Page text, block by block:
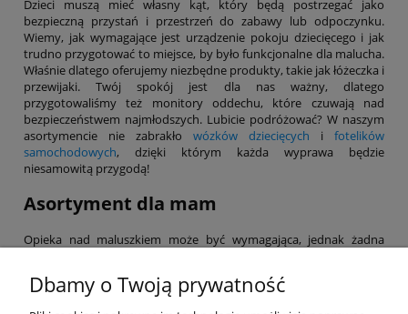
Dzieci muszą mieć własny kąt, który będą postrzegać jako
bezpieczną przystań i przestrzeń do zabawy lub odpoczynku.
Wiemy, jak wymagające jest urządzenie pokoju dziecięcego i jak
trudno przygotować to miejsce, by było funkcjonalne dla malucha.
Właśnie dlatego oferujemy niezbędne produkty, takie jak łóżeczka i
przewijaki. Twój spokój jest dla nas ważny, dlatego
przygotowaliśmy też monitory oddechu, które czuwają nad
bezpieczeństwem najmłodszych. Lubicie podróżować? W naszym
asortymencie nie zabrakło wózków dziecięcych i fotelików
samochodowych, dzięki którym każda wyprawa będzie
niesamowitą przygodą!
Asortyment dla mam
Opieka nad maluszkiem może być wymagająca, jednak żadna
dzięki którym łatwiej przejdziesz ten etap, a także szereg
Dbamy o Twoją prywatność